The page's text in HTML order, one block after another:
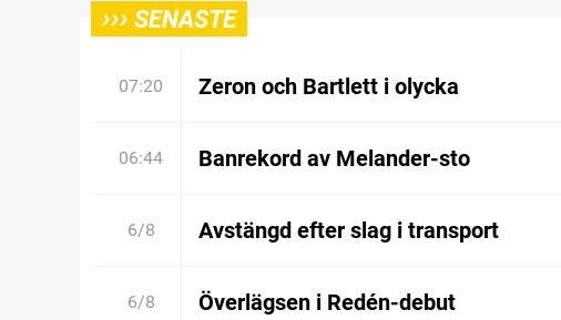
››› SENASTE
07:20 Zeron och Bartlett i olycka
06:44 Banrekord av Melander-sto
6/8 Avstängd efter slag i transport
6/8 Överlägsen i Redén-debut